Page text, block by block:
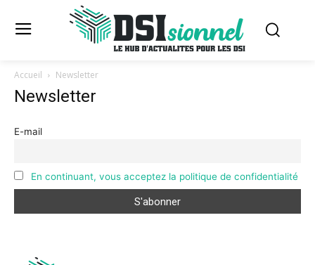
Accueil Newsletter
Newsletter
E-mail
En continuant, vous acceptez la politique de confidentialité